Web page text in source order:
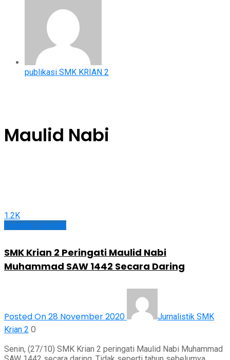
publikasi SMK KRIAN 2
Maulid Nabi
1.2K
Kegiatan Sekolah
SMK Krian 2 Peringati Maulid Nabi
Muhammad SAW 1442 Secara Daring
Posted On 28 November 2020
Jurnalistik SMK
Krian 2 0
Senin, (27/10) SMK Krian 2 peringati Maulid Nabi Muhammad